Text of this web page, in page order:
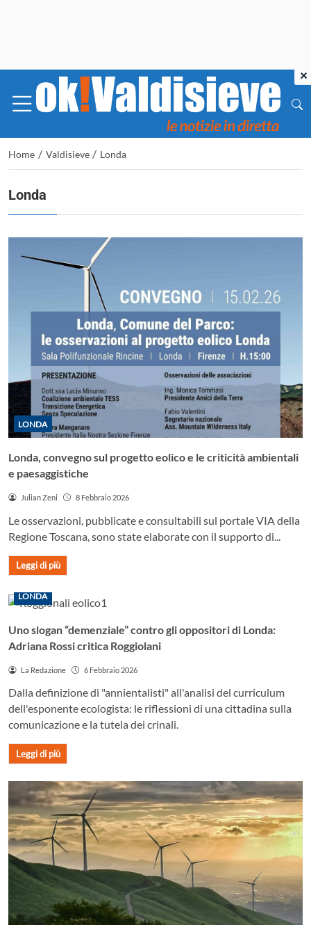
Home / Valdisieve / Londa
Londa
LONDA
Londa, convegno sul progetto eolico e le criticità ambientali
e paesaggistiche
Julian Zeni 8 Febbraio 2026
Le osservazioni, pubblicate e consultabili sul portale VIA della
Regione Toscana, sono state elaborate con il supporto di...
Leggi di più
LONDA
Uno slogan “demenziale” contro gli oppositori di Londa:
Adriana Rossi critica Roggiolani
La Redazione 6 Febbraio 2026
Dalla definizione di "annientalisti" all'analisi del curriculum
dell'esponente ecologista: le riflessioni di una cittadina sulla
comunicazione e la tutela dei crinali.
Leggi di più
×